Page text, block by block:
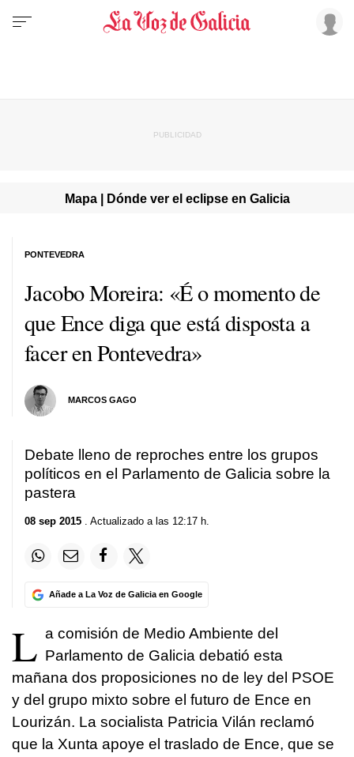
Mapa | Dónde ver el eclipse en Galicia
Jacobo Moreira: «É o momento de
que Ence diga que está disposta a
facer en Pontevedra»
MARCOS GAGO
PONTEVEDRA
Debate lleno de reproches entre los grupos
políticos en el Parlamento de Galicia sobre la
pastera
08 sep 2015 . Actualizado a las 12:17 h.
Añade a La Voz de Galicia en Google
L a comisión de Medio Ambiente del
Parlamento de Galicia debatió esta
mañana dos proposiciones no de ley del PSOE
y del grupo mixto sobre el futuro de Ence en
Lourizán. La socialista Patricia Vilán reclamó
que la Xunta apoye el traslado de Ence, que se